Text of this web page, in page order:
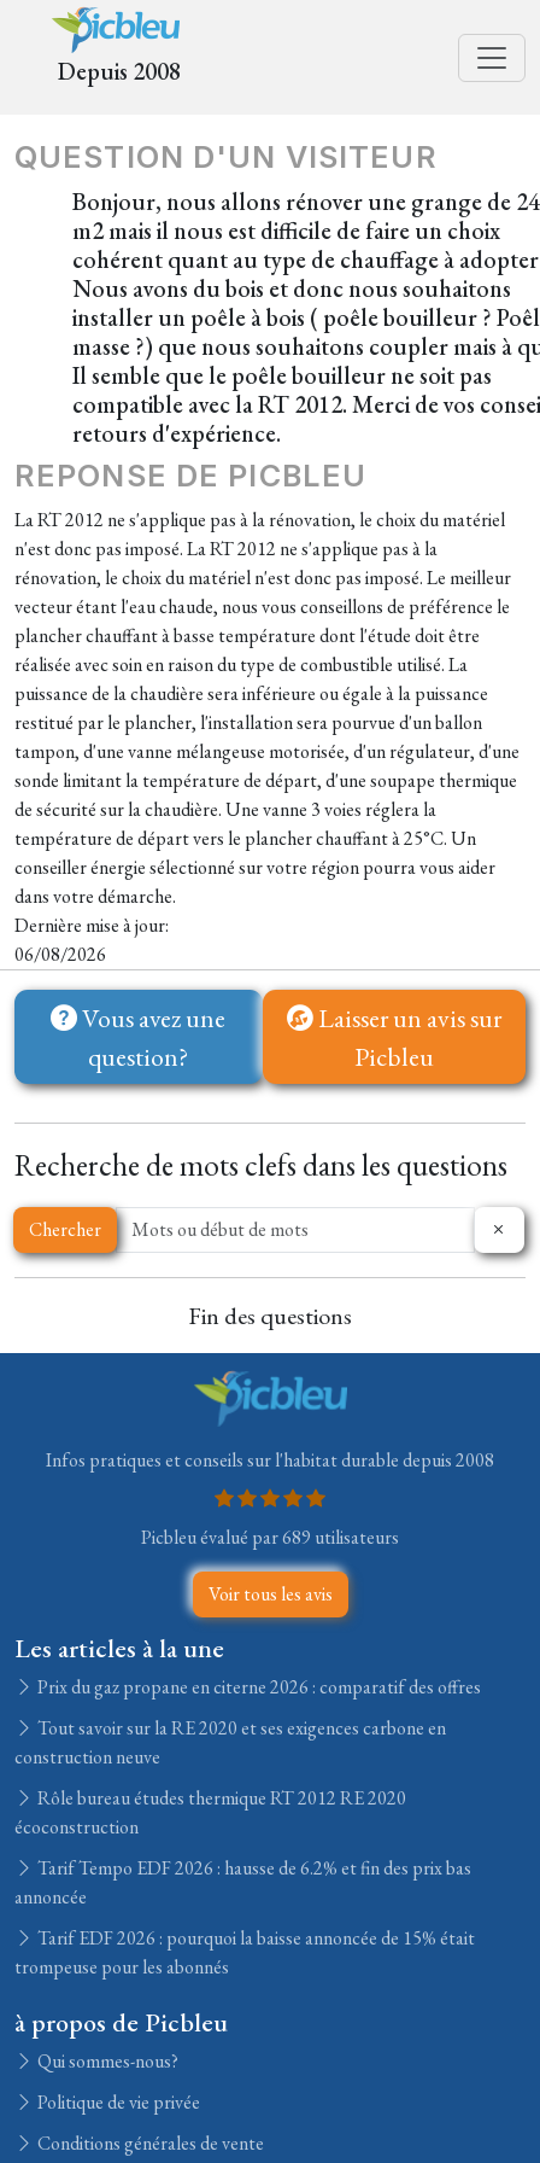
Depuis 2008
QUESTION D'UN VISITEUR
Bonjour, nous allons rénover une grange de
m2 mais il nous est difficile de faire un choix
cohérent quant au type de chauffage à
Nous avons du bois et donc nous souhaitons
installer un poêle à bois ( poêle bouilleur ?
masse ?) que nous souhaitons coupler mais à
Il semble que le poêle bouilleur ne soit pas
compatible avec la RT 2012. Merci de vos
retours d'expérience.
REPONSE DE PICBLEU
La RT 2012 ne s'applique pas à la rénovation, le choix du matériel
n'est donc pas imposé. La RT 2012 ne s'applique pas à la
rénovation, le choix du matériel n'est donc pas imposé. Le meilleur
vecteur étant l'eau chaude, nous vous conseillons de préférence le
plancher chauffant à basse température dont l'étude doit être
réalisée avec soin en raison du type de combustible utilisé. La
puissance de la chaudière sera inférieure ou égale à la puissance
restitué par le plancher, l'installation sera pourvue d'un ballon
tampon, d'une vanne mélangeuse motorisée, d'un régulateur, d'une
sonde limitant la température de départ, d'une soupape thermique
de sécurité sur la chaudière. Une vanne 3 voies réglera la
température de départ vers le plancher chauffant à 25°C. Un
conseiller énergie sélectionné sur votre région pourra vous aider
dans votre démarche.
Dernière mise à jour:
06/08/2026
Vous avez une
question?
Laisser un avis sur
Picbleu
Recherche de mots clefs dans les questions
Chercher
Fin des questions
Infos pratiques et conseils sur l'habitat durable depuis 2008
Picbleu évalué par 689 utilisateurs
Voir tous les avis
Les articles à la une
Prix du gaz propane en citerne 2026 : comparatif des offres
Tout savoir sur la RE 2020 et ses exigences carbone en
construction neuve
Rôle bureau études thermique RT 2012 RE 2020
écoconstruction
Tarif Tempo EDF 2026 : hausse de 6.2% et fin des prix bas
annoncée
Tarif EDF 2026 : pourquoi la baisse annoncée de 15% était
trompeuse pour les abonnés
à propos de Picbleu
Qui sommes-nous?
Politique de vie privée
Conditions générales de vente